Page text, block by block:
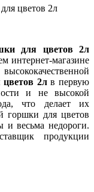
цветов 2л
для цветов 2л
интернет-магазине
2л в первую
и не высокой
что делает их
горшки для цветов
и весьма недороги.
продукции